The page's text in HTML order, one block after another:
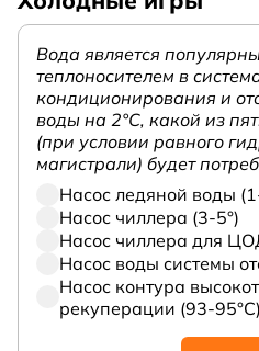
Вода является
теплоносителем в
кондиционирования и
воды на 2°С, какой из
(при условии равного
магистрали) будет
Насос ледяной воды
Насос чиллера (3-5°)
Насос чиллера для
Насос воды системы
Насос контура
рекуперации (93-95°С)